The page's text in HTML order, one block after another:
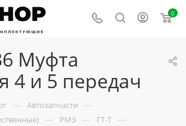
0
Муфта
4 и 5 передач
— Автозапчасти —
— РМЗ — ГТ-Т —